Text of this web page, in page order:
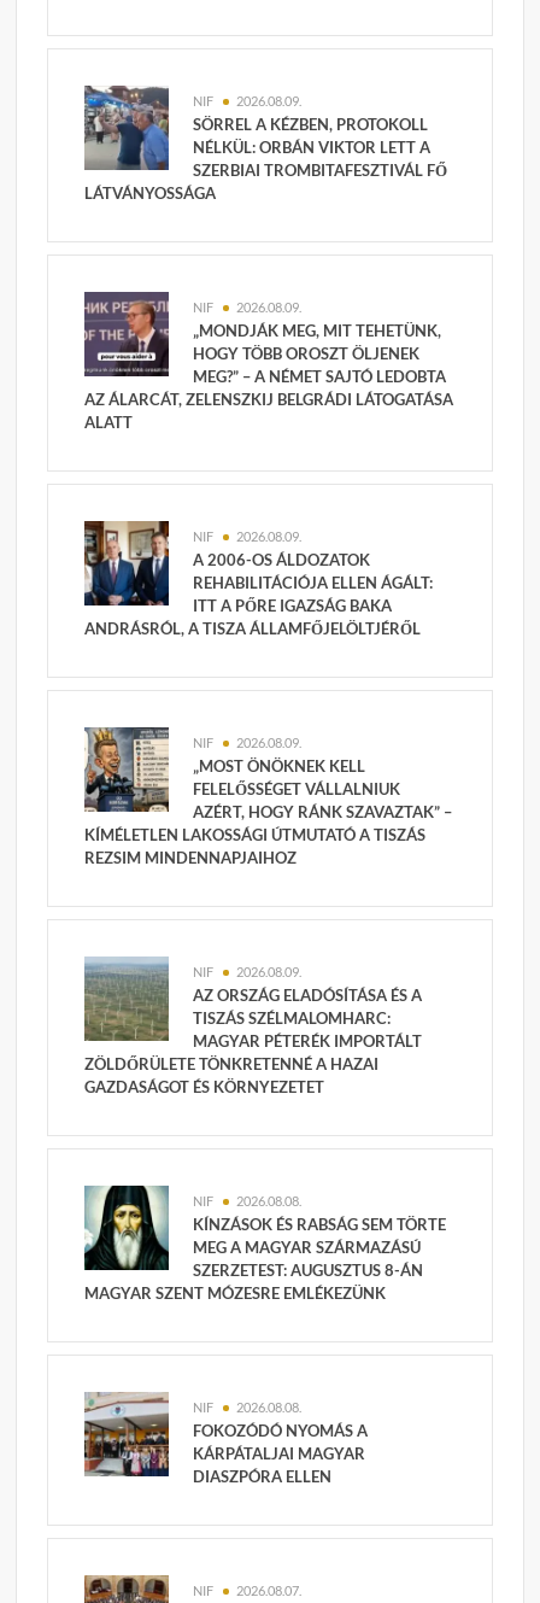
NIF 2026.08.09.
SÖRREL A KÉZBEN, PROTOKOLL
NÉLKÜL: ORBÁN VIKTOR LETT A
SZERBIAI TROMBITAFESZTIVÁL FŐ
LÁTVÁNYOSSÁGA
NIF 2026.08.09.
„MONDJÁK MEG, MIT TEHETÜNK,
HOGY TÖBB OROSZT ÖLJENEK
MEG?” – A NÉMET SAJTÓ LEDOBTA
AZ ÁLARCÁT, ZELENSZKIJ BELGRÁDI LÁTOGATÁSA
ALATT
NIF 2026.08.09.
A 2006-OS ÁLDOZATOK
REHABILITÁCIÓJA ELLEN ÁGÁLT:
ITT A PŐRE IGAZSÁG BAKA
ANDRÁSRÓL, A TISZA ÁLLAMFŐJELÖLTJÉRŐL
NIF 2026.08.09.
„MOST ÖNÖKNEK KELL
FELELŐSSÉGET VÁLLALNIUK
AZÉRT, HOGY RÁNK SZAVAZTAK” –
KÍMÉLETLEN LAKOSSÁGI ÚTMUTATÓ A TISZÁS
REZSIM MINDENNAPJAIHOZ
NIF 2026.08.09.
AZ ORSZÁG ELADÓSÍTÁSA ÉS A
TISZÁS SZÉLMALOMHARC:
MAGYAR PÉTERÉK IMPORTÁLT
ZÖLDŐRÜLETE TÖNKRETENNÉ A HAZAI
GAZDASÁGOT ÉS KÖRNYEZETET
NIF 2026.08.08.
KÍNZÁSOK ÉS RABSÁG SEM TÖRTE
MEG A MAGYAR SZÁRMAZÁSÚ
SZERZETEST: AUGUSZTUS 8-ÁN
MAGYAR SZENT MÓZESRE EMLÉKEZÜNK
NIF 2026.08.08.
FOKOZÓDÓ NYOMÁS A
KÁRPÁTALJAI MAGYAR
DIASZPÓRA ELLEN
NIF 2026.08.07.